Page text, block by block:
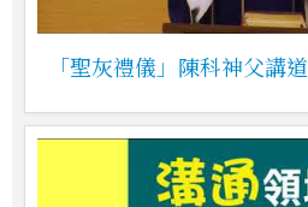
「聖灰禮儀」陳科神父講道